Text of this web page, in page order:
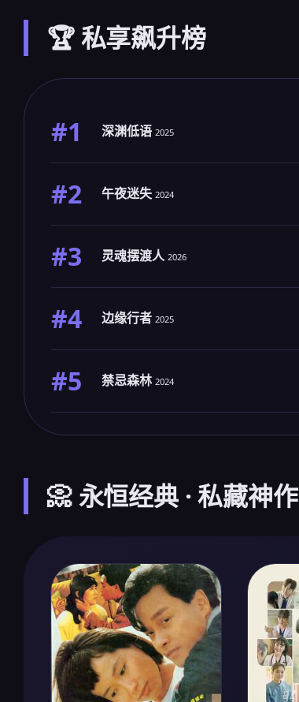
🏆 私享飙升榜
#1 深渊低语 2025
#2 午夜迷失 2024
#3 灵魂摆渡人 2026
#4 边缘行者 2025
#5 禁忌森林 2024
📀 永恒经典 · 私藏神作